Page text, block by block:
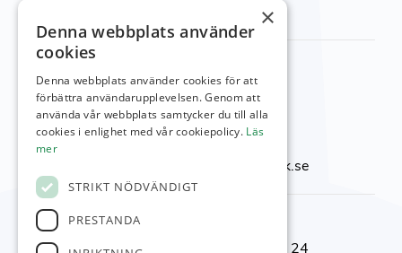
kontakt sida
Viktor Setterbergs väg 5
423 38 Torslanda
Telefon:031-92 00 24
reception@torslandagk.se
Kontaktnummer
Reception & Shop: 031-92 00 24
×
Denna webbplats använder
cookies
Denna webbplats använder cookies för att
förbättra användarupplevelsen. Genom att
använda vår webbplats samtycker du till alla
cookies i enlighet med vår cookiepolicy. Läs
mer
STRIKT NÖDVÄNDIGT
PRESTANDA